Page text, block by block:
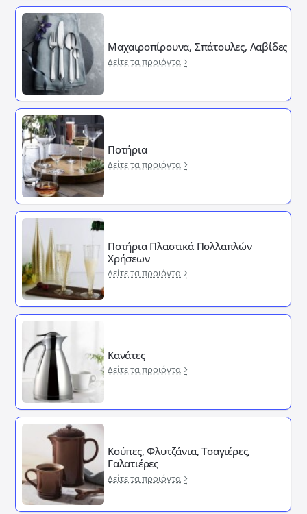
Μαχαιροπίρουνα, Σπάτουλες, Λαβίδες
Δείτε τα προιόντα
Ποτήρια
Δείτε τα προιόντα
Ποτήρια Πλαστικά Πολλαπλών
Χρήσεων
Δείτε τα προιόντα
Κανάτες
Δείτε τα προιόντα
Κούπες, Φλυτζάνια, Τσαγιέρες,
Γαλατιέρες
Δείτε τα προιόντα